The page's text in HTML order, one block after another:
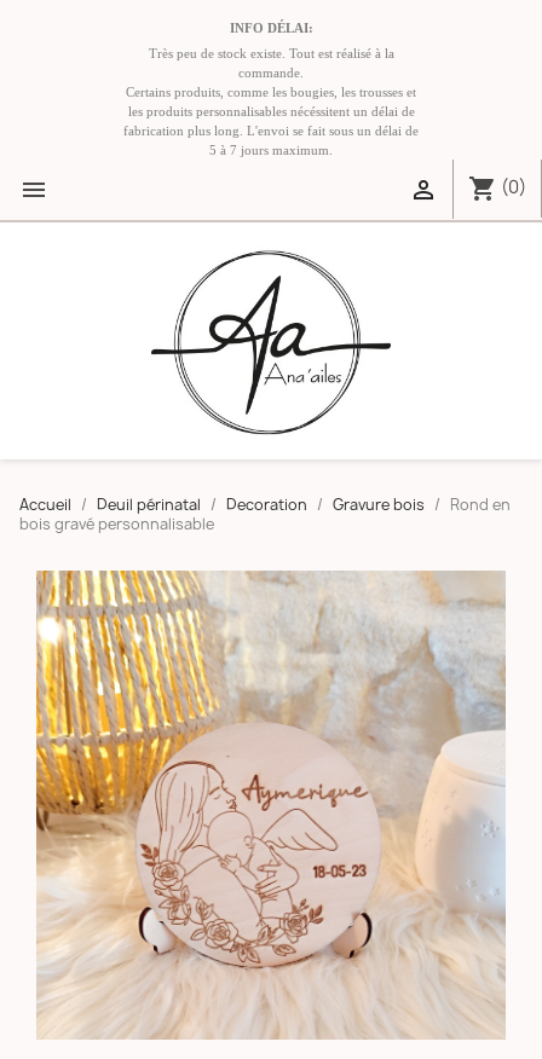
INFO DÉLAI:
Très peu de stock existe. Tout est réalisé à la
commande.
Certains produits, comme les bougies, les trousses et
les produits personnalisables nécéssitent un délai de
fabrication plus long. L'envoi se fait sous un délai de
5 à 7 jours maximum.
 shopping_cart (0)

Accueil Deuil périnatal Decoration Gravure bois
Rond en
bois gravé personnalisable